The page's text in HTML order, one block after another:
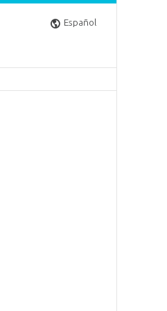
Español